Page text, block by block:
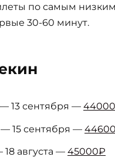
по самым
30-60 минут.
13 сентября —
15 сентября —
18 августа — 45000₽